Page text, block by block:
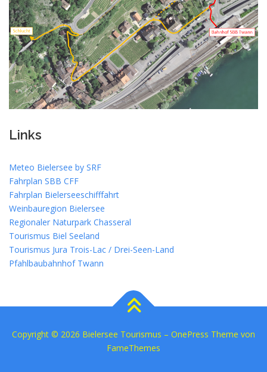
Links
Meteo Bielersee by SRF
Fahrplan SBB CFF
Fahrplan Bielerseeschifffahrt
Weinbauregion Bielersee
Regionaler Naturpark Chasseral
Tourismus Biel Seeland
Tourismus Jura Trois-Lac / Drei-Seen-Land
Pfahlbaubahnhof Twann
Copyright © 2026 Bielersee Tourismus – OnePress Theme von
FameThemes